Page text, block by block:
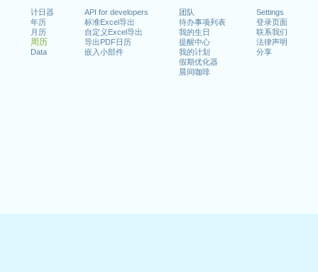
计日器
年历
月历
周历
Data
API for developers
标准Excel导出
自定义Excel导出
导出PDF日历
嵌入小部件
团队
待办事项列表
我的生日
提醒中心
我的计划
假期优化器
晨间咖啡
Settings
登录页面
联系我们
法律声明
分享